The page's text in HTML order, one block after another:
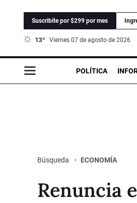
Suscribite por $299 por mes
13° viernes 07 de agosto de 2026
POLÍTICA
Búsqueda ECONOMÍA
Renuncia